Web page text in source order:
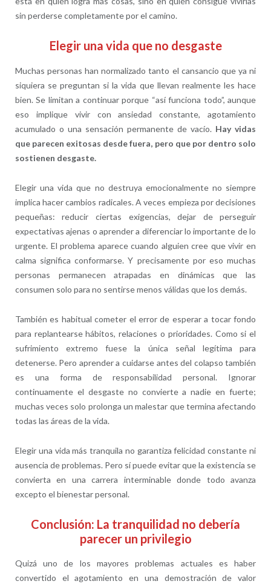
sin perderse completamente por el camino.
Elegir una vida que no desgaste
Muchas personas han normalizado tanto el cansancio que ya ni
siquiera se preguntan si la vida que llevan realmente les hace
bien. Se limitan a continuar porque “así funciona todo”, aunque
eso implique vivir con ansiedad constante, agotamiento
acumulado o una sensación permanente de vacío. Hay vidas
que parecen exitosas desde fuera, pero que por dentro solo
sostienen desgaste.
Elegir una vida que no destruya emocionalmente no siempre
implica hacer cambios radicales. A veces empieza por decisiones
pequeñas: reducir ciertas exigencias, dejar de perseguir
expectativas ajenas o aprender a diferenciar lo importante de lo
urgente. El problema aparece cuando alguien cree que vivir en
calma significa conformarse. Y precisamente por eso muchas
personas permanecen atrapadas en dinámicas que las
consumen solo para no sentirse menos válidas que los demás.
También es habitual cometer el error de esperar a tocar fondo
para replantearse hábitos, relaciones o prioridades. Como si el
sufrimiento extremo fuese la única señal legítima para
detenerse. Pero aprender a cuidarse antes del colapso también
es una forma de responsabilidad personal. Ignorar
continuamente el desgaste no convierte a nadie en fuerte;
muchas veces solo prolonga un malestar que termina afectando
todas las áreas de la vida.
Elegir una vida más tranquila no garantiza felicidad constante ni
ausencia de problemas. Pero sí puede evitar que la existencia se
convierta en una carrera interminable donde todo avanza
excepto el bienestar personal.
Conclusión: La tranquilidad no debería
parecer un privilegio
Quizá uno de los mayores problemas actuales es haber
convertido el agotamiento en una demostración de valor